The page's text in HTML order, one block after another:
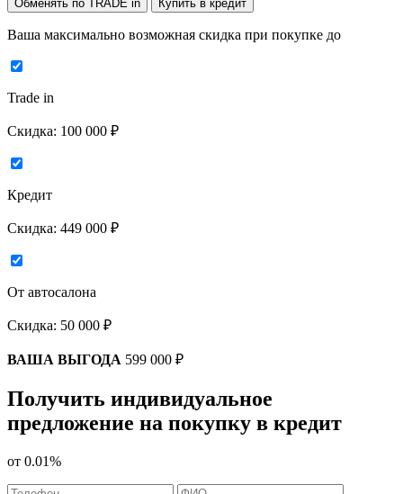
Обменять по TRADE in Купить в кредит
Ваша максимально возможная скидка при покупке до
Trade in
Скидка: 100 000 ₽
Кредит
Скидка: 449 000 ₽
От автосалона
Скидка: 50 000 ₽
ВАША ВЫГОДА 599 000 ₽
Получить индивидуальное
предложение на покупку в кредит
от 0.01%